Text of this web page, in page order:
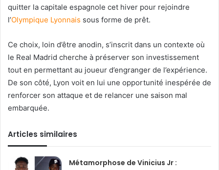
quitter la capitale espagnole cet hiver pour rejoindre
l’Olympique Lyonnais sous forme de prêt.
Ce choix, loin d’être anodin, s’inscrit dans un contexte où
le Real Madrid cherche à préserver son investissement
tout en permettant au joueur d’engranger de l’expérience.
De son côté, Lyon voit en lui une opportunité inespérée de
renforcer son attaque et de relancer une saison mal
embarquée.
Articles similaires
Métamorphose de Vinicius Jr :